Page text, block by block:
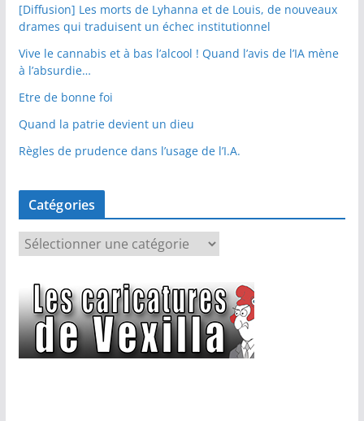
[Diffusion] Les morts de Lyhanna et de Louis, de nouveaux
drames qui traduisent un échec institutionnel
Vive le cannabis et à bas l’alcool ! Quand l’avis de l’IA mène
à l’absurdie…
Etre de bonne foi
Quand la patrie devient un dieu
Règles de prudence dans l’usage de l’I.A.
Catégories
a
é
g
o
r